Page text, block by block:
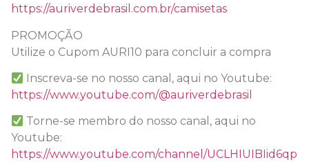
https://auriverdebrasil.com.br/camisetas
PROMOÇÃO
Utilize o Cupom AURI10 para concluir a compra
Inscreva-se no nosso canal, aqui no Youtube:
https://www.youtube.com/@auriverdebrasil
Torne-se membro do nosso canal, aqui no
Youtube:
https://www.youtube.com/channel/UCLHIUIBIid6qp